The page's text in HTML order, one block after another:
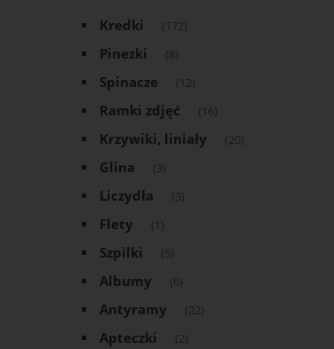
Kredki (172)
Pinezki (8)
Spinacze (12)
Ramki zdjęć (16)
Krzywiki, liniały (20)
Glina (3)
Liczydła (3)
Flety (1)
Szpilki (5)
Albumy (6)
Antyramy (22)
Apteczki (2)